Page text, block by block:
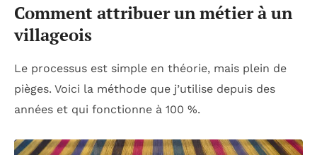
Comment attribuer un métier à un
villageois
Le processus est simple en théorie, mais plein de
pièges. Voici la méthode que j’utilise depuis des
années et qui fonctionne à 100 %.